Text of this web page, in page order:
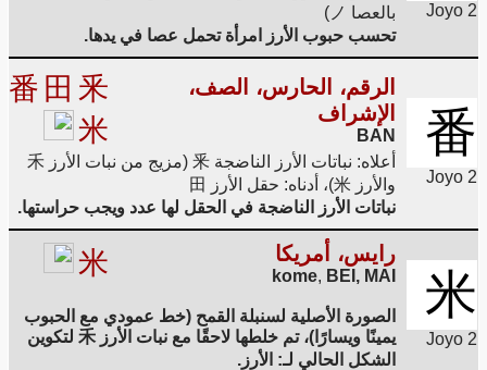
Joyo 2
بالعصا ノ)
تحسب حبوب الأرز امرأة تحمل عصا في يدها.
番
Joyo 2
الرقم، الحارس، الصف،
الإشراف
BAN
番 田 釆
米
أعلاه: نباتات الأرز الناضجة 釆 (مزيج من نبات الأرز 禾
والأرز 米)، أدناه: حقل الأرز 田
نباتات الأرز الناضجة في الحقل لها عدد ويجب حراستها.
米
Joyo 2
رايس، أمريكا
kome, BEI, MAI
米
الصورة الأصلية لسنبلة القمح (خط عمودي مع الحبوب
يمينًا ويسارًا)، تم خلطها لاحقًا مع نبات الأرز 禾 لتكوين
الشكل الحالي لـ: الأرز.